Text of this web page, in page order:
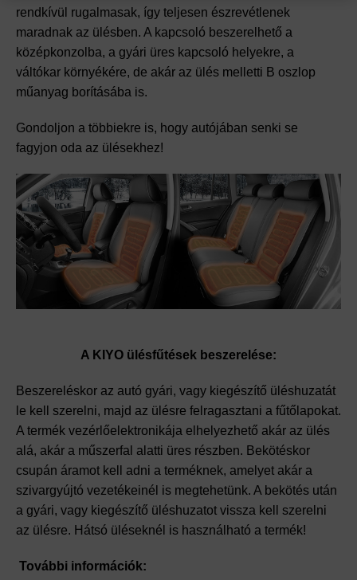
rendkívül rugalmasak, így teljesen észrevétlenek
maradnak az ülésben. A kapcsoló beszerelhető a
középkonzolba, a gyári üres kapcsoló helyekre, a
váltókar környékére, de akár az ülés melletti B oszlop
műanyag borításába is.
Gondoljon a többiekre is, hogy autójában senki se
fagyjon oda az ülésekhez!
A KIYO ülésfűtések beszerelése:
Beszereléskor az autó gyári, vagy kiegészítő üléshuzatát
le kell szerelni, majd az ülésre felragasztani a fűtőlapokat.
A termék vezérlőelektronikája elhelyezhető akár az ülés
alá, akár a műszerfal alatti üres részben. Bekötéskor
csupán áramot kell adni a terméknek, amelyet akár a
szivargyújtó vezetékeinél is megtehetünk. A bekötés után
a gyári, vagy kiegészítő üléshuzatot vissza kell szerelni
az ülésre. Hátsó üléseknél is használható a termék!
További információk: